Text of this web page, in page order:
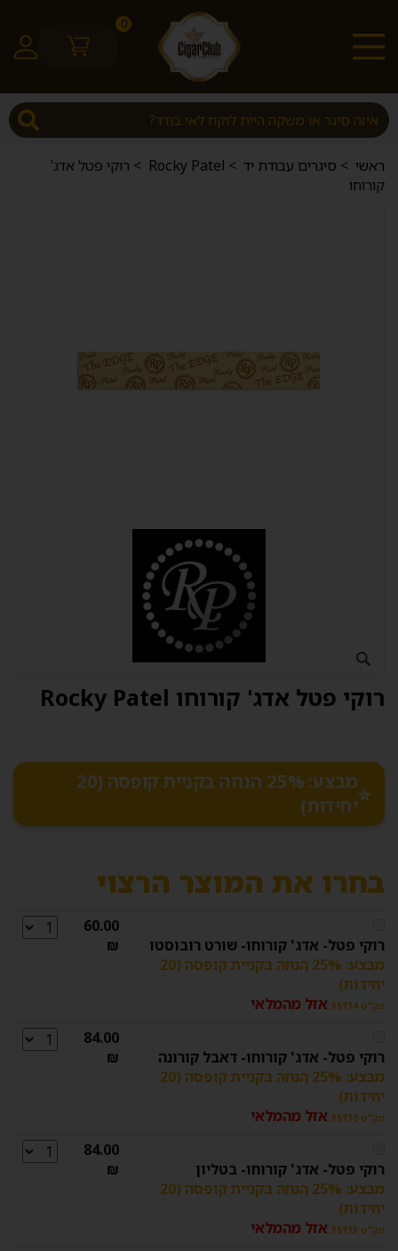
0
ראשי > סיגרים עבודת יד >
Rocky Patel > רוקי פטל אדג'
קורוחו
רוקי פטל אדג' קורוחו Rocky Patel
מבצע: 25% הנחה בקניית קופסה (20
יחידות)
בחרו את המוצר הרצוי
רוקי פטל- אדג' קורוחו- שורט רובוסטו
מבצע: 25% הנחה בקניית קופסה (20
יחידות)
מק"ט 35114 אזל מהמלאי
60.00
₪
רוקי פטל- אדג' קורוחו- דאבל קורונה
מבצע: 25% הנחה בקניית קופסה (20
יחידות)
מק"ט 35110 אזל מהמלאי
84.00
₪
רוקי פטל- אדג' קורוחו- בטליון
מבצע: 25% הנחה בקניית קופסה (20
יחידות)
מק"ט 35113 אזל מהמלאי
84.00
₪